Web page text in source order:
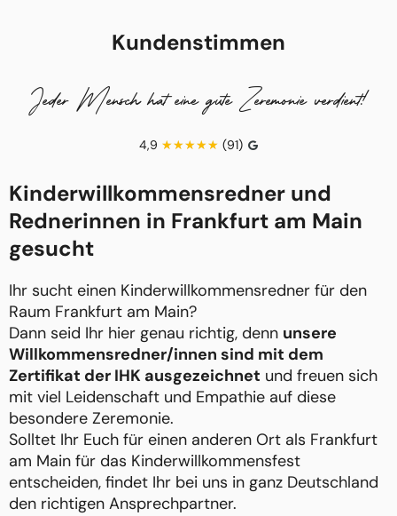
Kundenstimmen
Jeder Mensch hat eine gute Zeremonie verdient!
4,9 (91)
Kinderwillkommensredner und
Rednerinnen in Frankfurt am Main
gesucht
Ihr sucht einen Kinderwillkommensredner für den
Raum Frankfurt am Main?
Dann seid Ihr hier genau richtig, denn unsere
Willkommensredner/innen sind mit dem
Zertifikat der IHK ausgezeichnet und freuen sich
mit viel Leidenschaft und Empathie auf diese
besondere Zeremonie.
Solltet Ihr Euch für einen anderen Ort als Frankfurt
am Main für das Kinderwillkommensfest
entscheiden, findet Ihr bei uns in ganz Deutschland
den richtigen Ansprechpartner.